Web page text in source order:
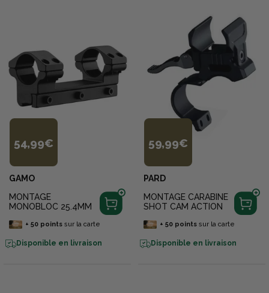
54,99€
GAMO
MONTAGE
MONOBLOC 25.4MM
+ 50pointssur la carte
Disponible en livraison
59,99€
PARD
MONTAGE CARABINE
SHOT CAM ACTION
+ 50pointssur la carte
Disponible en livraison